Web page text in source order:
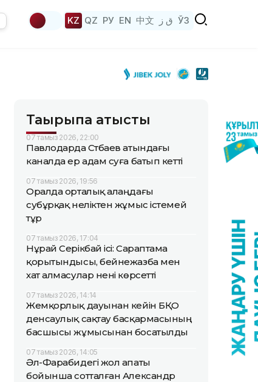
KZ QZ РУ EN 中文 ق ز ЎЗ
Тақырыпқа қатысты
07 тамыз 2026, 22:00
Павлодарда Сәтбаев атындағы
каналда ер адам суға батып кетті
07 тамыз 2026, 19:56
Оралда орталық алаңдағы
субұрқақ неліктен жұмыс істемей
тұр
07 тамыз 2026, 17:04
Нұрай Серікбай ісі: Сараптама
қорытындысы, бейнежазба мен
хат алмасулар нені көрсетті
07 тамыз 2026, 14:14
Жемқорлық дауынан кейін БҚО
денсаулық сақтау басқармасының
басшысы жұмысынан босатылды
07 тамыз 2026, 14:05
Әл-Фарабидегі жол апаты
бойынша сотталған Александр